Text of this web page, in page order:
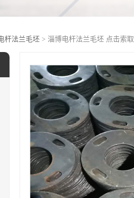
杆法兰毛坯 > 淄博电杆法兰毛坯 点击索